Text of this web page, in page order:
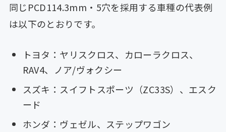
同じPCD114.3mm・5穴を採用する車種の代表例
は以下のとおりです。
トヨタ：ヤリスクロス、カローラクロス、
RAV4、ノア/ヴォクシー
スズキ：スイフトスポーツ（ZC33S）、エスク
ード
ホンダ：ヴェゼル、ステップワゴン